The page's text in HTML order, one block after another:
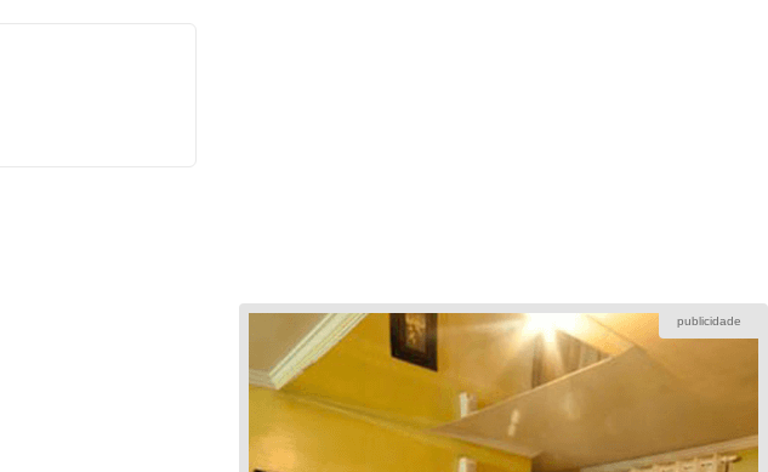
publicidade